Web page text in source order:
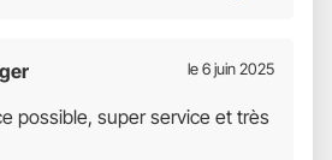
le 6 juin 2025
possible, super service et très